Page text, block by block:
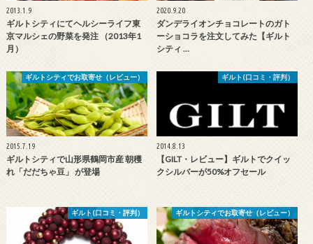
2013.1.9
ギルトシティにてヘルシーライフ東
京マルシェの野菜を発注 （2013年1
月）
2020.9.20
ダンデライオンチョコレートのガト
ーショコラを注文してみた【ギルト
シティ …
ギルトシティでお取寄せ（レビュー）
2015.7.19
ギルトシティで山形県鶴岡市産 朝穫
れ「だだちゃ豆」 が登場
ギルト(口コミ・評判）
2014.8.13
【GILT・レビュー】ギルトでクイッ
クシルバーが50%オフセール
ギルト(口コミ・評判） ギルトシティでお取寄せ（レビュー）